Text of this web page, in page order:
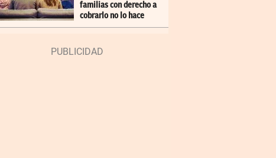
familias con derecho a
cobrarlo no lo hace